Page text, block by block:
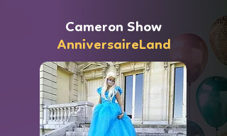
Cameron Show
AnniversaireLand